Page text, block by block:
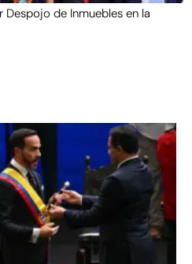
de Inmuebles en la